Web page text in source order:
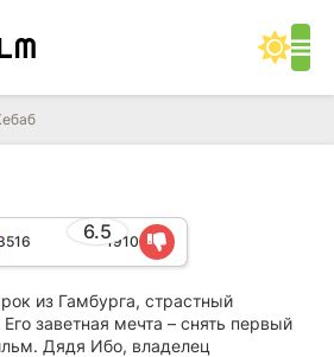
6.51910
из Гамбурга, страстный
заветная мечта – снять первый
Дядя Ибо, владелец